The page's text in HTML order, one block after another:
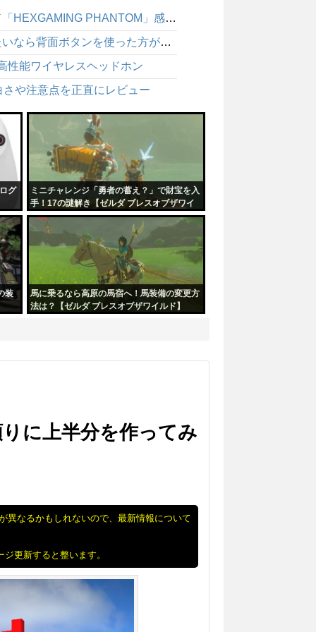
BF6 パッド勢は背面ボタンで強くなれるのか？ゲームパッド「HEXGAMING PHANTOM」感想レビュー
BF6 エイム中にしゃがめないのは不利！パッドで強くなりたいなら背面ボタンを使った方が絶対にいい
性能ワイヤレスヘッドホン
や注意点を正直にレビュー
グ
ミニチャレンジ「勇者の蓄え？」で財宝を入
手！17の謎解き【ゼルダ ブレスオブザワイ
ルド】
装
馬に乗るなら高原の馬宿へ！馬装備の変更方
法は？【ゼルダ ブレスオブザワイルド】
に上半分を作ってみ
異なるかもしれないので、最新情報について
更新すると整います。